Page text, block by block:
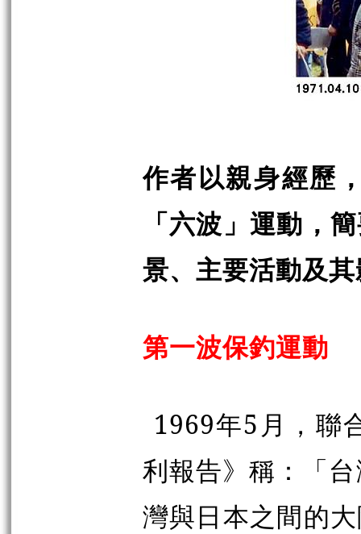
作者以親身經歷
「六波」運動，
景、主要活動及
第一波保釣運動
1969年5月，聯
利報告》稱：「
灣與日本之間的